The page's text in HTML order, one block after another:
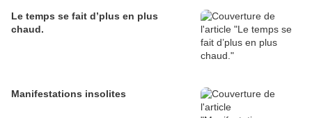
Le temps se fait d’plus en plus
chaud.
Manifestations insolites